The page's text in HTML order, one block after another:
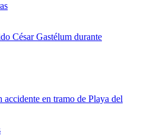
César Gastélum durante
en tramo de Playa del